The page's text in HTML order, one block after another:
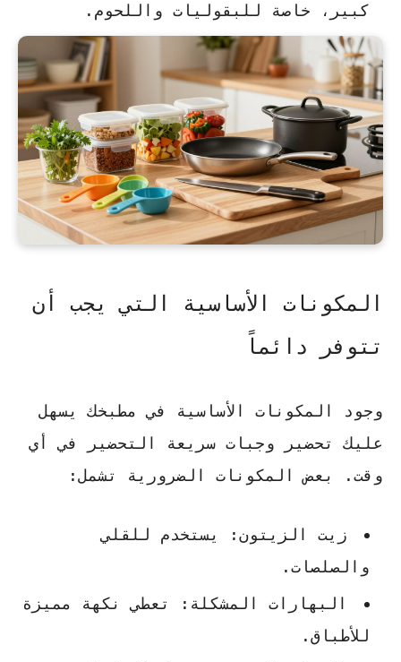
كبير، خاصة للبقوليات واللحوم.
المكونات الأساسية التي يجب أن
تتوفر دائماً
وجود المكونات الأساسية في مطبخك يسهل
عليك تحضير وجبات سريعة التحضير
في أي
وقت. بعض المكونات الضرورية تشمل:
زيت الزيتون: يستخدم للقلي
والصلصات.
البهارات المشكلة : تعطي نكهة مميزة
للأطباق.